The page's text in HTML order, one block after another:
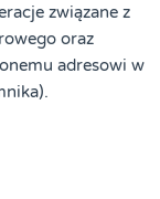
związane z
oraz
adresowi w